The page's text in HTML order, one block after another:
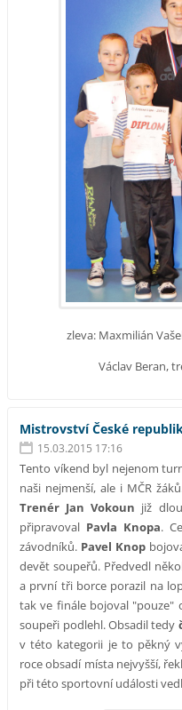
zleva: Maxmilián
Václav Beran,
Mistrovství České
15.03.2015 17:16
Tento víkend byl nejenom
naši nejmenší, ale i MČR
Trenér Jan Vokoun již
připravoval Pavla Knopa.
závodníků. Pavel Knop
devět soupeřů. Předvedl
a první tři borce porazil na
tak ve finále bojoval
soupeři podlehl. Obsadil tedy
v této kategorii je to pěkný
roce obsadí místa nejvyšší,
při této sportovní události